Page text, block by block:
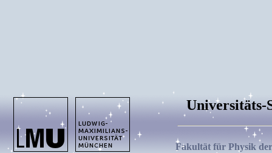
Universitäts-
Fakultät für Physik